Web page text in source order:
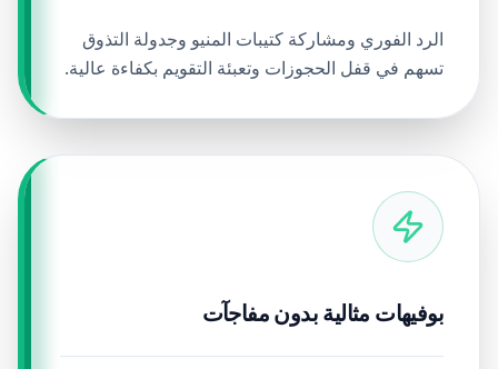
الرد الفوري ومشاركة كتيبات المنيو وجدولة التذوق
تسهم في قفل الحجوزات وتعبئة التقويم بكفاءة عالية.
بوفيهات مثالية بدون مفاجآت